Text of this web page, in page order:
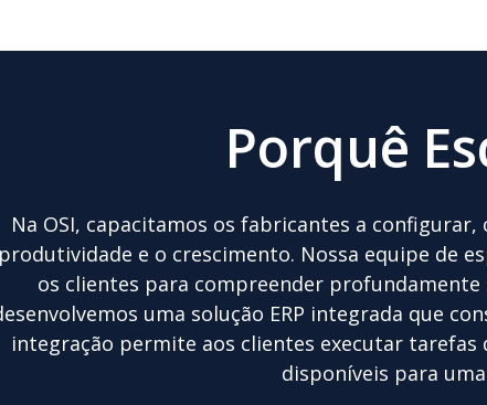
Porquê
Na OSI, capacitamos os fabricantes a
produtividade e o crescimento. Nossa equipe de
os clientes para compreender profundamente
uma solução ERP integrada que
integração permite aos clientes executar
disponíveis para